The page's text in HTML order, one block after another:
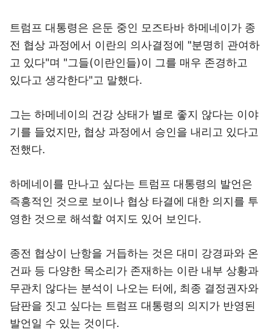
트럼프 대통령은 은둔 중인 모즈타바 하메네이가 종
전 협상 과정에서 이란의 의사결정에 "분명히 관여하
고 있다"며 "그들(이란인들)이 그를 매우 존경하고
있다고 생각한다"고 말했다.
그는 하메네이의 건강 상태가 별로 좋지 않다는 이야
기를 들었지만, 협상 과정에서 승인을 내리고 있다고
전했다.
하메네이를 만나고 싶다는 트럼프 대통령의 발언은
즉흥적인 것으로 보이나 협상 타결에 대한 의지를 투
영한 것으로 해석할 여지도 있어 보인다.
종전 협상이 난항을 거듭하는 것은 대미 강경파와 온
건파 등 다양한 목소리가 존재하는 이란 내부 상황과
무관치 않다는 분석이 나오는 터에, 최종 결정권자와
담판을 짓고 싶다는 트럼프 대통령의 의지가 반영된
발언일 수 있는 것이다.